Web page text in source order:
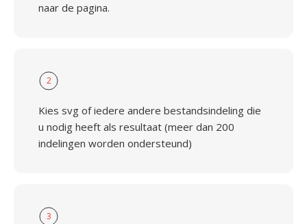
naar de pagina.
2
Kies svg of iedere andere bestandsindeling die
u nodig heeft als resultaat (meer dan 200
indelingen worden ondersteund)
3